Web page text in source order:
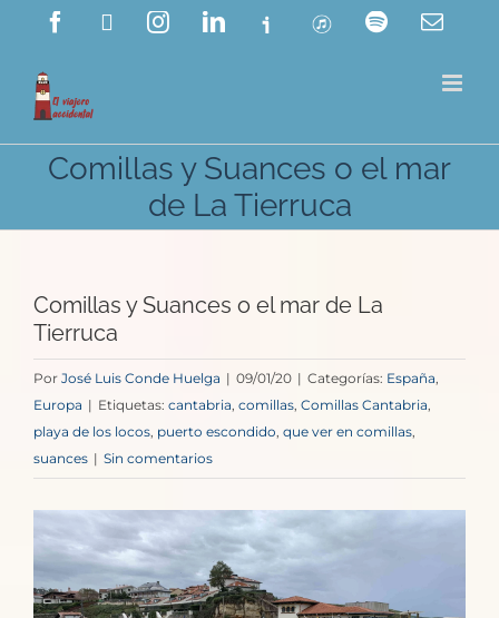
contenido
Facebook InstagramLinkedIn
Ivoox ITunes Spotify
Comillas y Suances o el mar
de La Tierruca
Comillas y Suances o el mar de La
Tierruca
Por José Luis Conde Huelga | 09/01/20 | Categorías: España,
Europa | Etiquetas: cantabria comillas Comillas Cantabria
playa de los locos puerto escondido que ver en comillas
suances | Sin comentarios
imagen
más